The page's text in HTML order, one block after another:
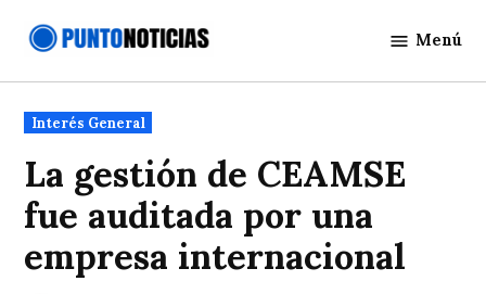
Noticias
Menú
Publicado
en
Interés General
La gestión de CEAMSE
fue auditada por una
empresa internacional